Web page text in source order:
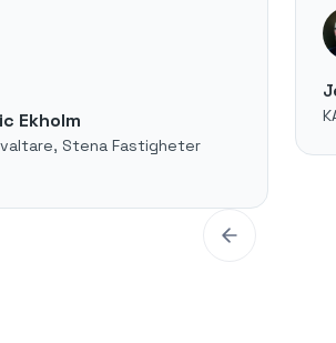
Ekholm
Stena Fastigheter